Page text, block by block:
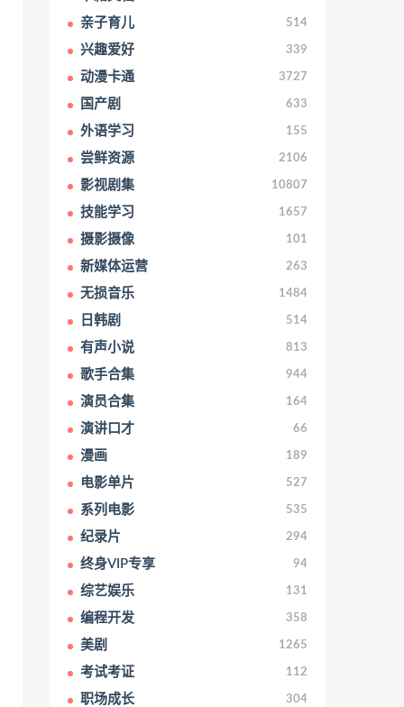
亲子育儿 514
兴趣爱好 339
动漫卡通 3727
国产剧 633
外语学习 155
尝鲜资源 2106
影视剧集 10807
技能学习 1657
摄影摄像 101
新媒体运营 263
无损音乐 1484
日韩剧 514
有声小说 813
歌手合集 944
演员合集 164
演讲口才 66
漫画 189
电影单片 527
系列电影 535
纪录片 294
终身VIP专享 94
综艺娱乐 131
编程开发 358
美剧 1265
考试考证 112
职场成长 304